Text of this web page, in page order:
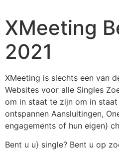
XMeeting
2021
XMeeting is slechts een van
Websites voor alle Singles
om in staat te zijn om in
ontspannen Aansluitingen,
engagements of hun eigen}
Bent u u} single? Bent u op